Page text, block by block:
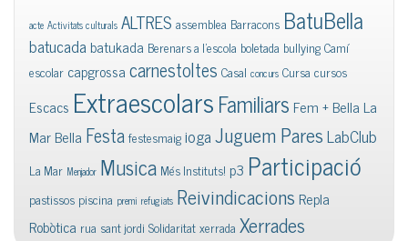
acte Activitats culturals ALTRES assemblea Barracons BatuBella
batucadabatukada Berenars a l'escola boletada bullyingCamí
escolar capgrossacarnestoltes Casal concurs Cursa cursos
Escacs ExtraescolarsFamiliars Fem + Bella La
Mar Bella FestafestesmaigiogaJuguem ParesLabClub
La Mar Menjador Musica Més Instituts! p3 Participació
pastissos piscina premi refugiats Reivindicacions Repla
Robòtica rua sant jordi Solidaritatxerrada Xerrades